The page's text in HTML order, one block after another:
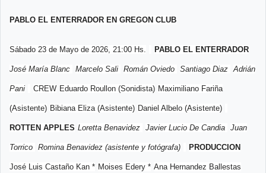
PABLO EL ENTERRADOR EN GREGON CLUB
Sábado 23 de Mayo de 2026, 21:00 Hs. PABLO EL ENTERRADOR
José María Blanc Marcelo Sali Román Oviedo Santiago Diaz Adrián
Pani CREW Eduardo Roullon (Sonidista) Maximiliano Fariña
(Asistente) Bibiana Eliza (Asistente) Daniel Albelo (Asistente)
ROTTEN APPLES Loretta Benavidez Javier Lucio De Candia Juan
Torrico Romina Benavidez (asistente y fotógrafa) PRODUCCION
José Luis Castaño Kan * Moises Edery * Ana Hernandez Ballestas